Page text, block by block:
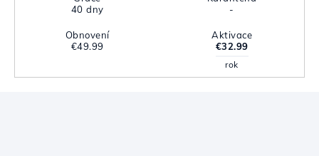
40 dny
-
Obnovení
€49.99
Aktivace
€32.99
rok